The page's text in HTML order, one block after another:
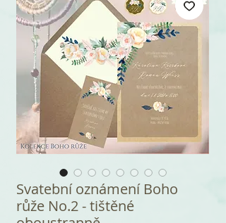
Svatební oznámení Boho
růže No.2 - tištěné